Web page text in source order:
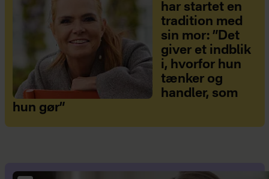
har startet en
tradition med
sin mor: ”Det
giver et indblik
i, hvorfor hun
tænker og
handler, som
hun gør”